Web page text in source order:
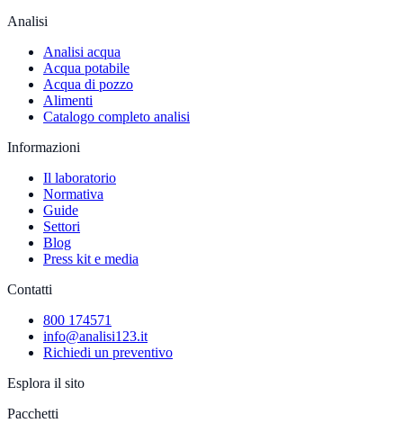
Analisi
Analisi acqua
Acqua potabile
Acqua di pozzo
Alimenti
Catalogo completo analisi
Informazioni
Il laboratorio
Normativa
Guide
Settori
Blog
Press kit e media
Contatti
800 174571
info@analisi123.it
Richiedi un preventivo
Esplora il sito
Pacchetti